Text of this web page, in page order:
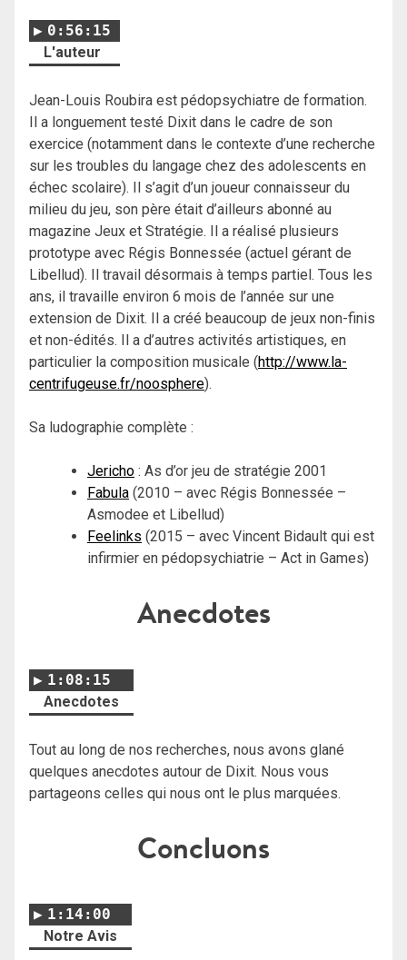
0:56:15
L'auteur
Jean-Louis Roubira est pédopsychiatre de formation.
Il a longuement testé Dixit dans le cadre de son
exercice (notamment dans le contexte d’une recherche
sur les troubles du langage chez des adolescents en
échec scolaire). Il s’agit d’un joueur connaisseur du
milieu du jeu, son père était d’ailleurs abonné au
magazine Jeux et Stratégie. Il a réalisé plusieurs
prototype avec Régis Bonnessée (actuel gérant de
Libellud). Il travail désormais à temps partiel. Tous les
ans, il travaille environ 6 mois de l’année sur une
extension de Dixit. Il a créé beaucoup de jeux non-finis
et non-édités. Il a d’autres activités artistiques, en
particulier la composition musicale (http://www.la-
centrifugeuse.fr/noosphere).
Sa ludographie complète :
Jericho : As d’or jeu de stratégie 2001
Fabula (2010 – avec Régis Bonnessée –
Asmodee et Libellud)
Feelinks (2015 – avec Vincent Bidault qui est
infirmier en pédopsychiatrie – Act in Games)
Anecdotes
1:08:15
Anecdotes
Tout au long de nos recherches, nous avons glané
quelques anecdotes autour de Dixit. Nous vous
partageons celles qui nous ont le plus marquées.
Concluons
1:14:00
Notre Avis